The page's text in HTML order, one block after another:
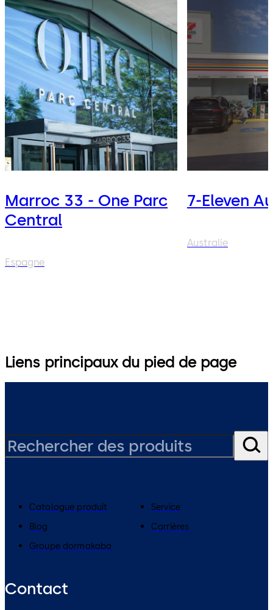
Marroc 33 - One Parc
Central
Espagne
7-Eleven
Australie
Liens principaux du pied de page
Catalogue produit
Service
Blog
Carrières
Groupe dormakaba
Contact